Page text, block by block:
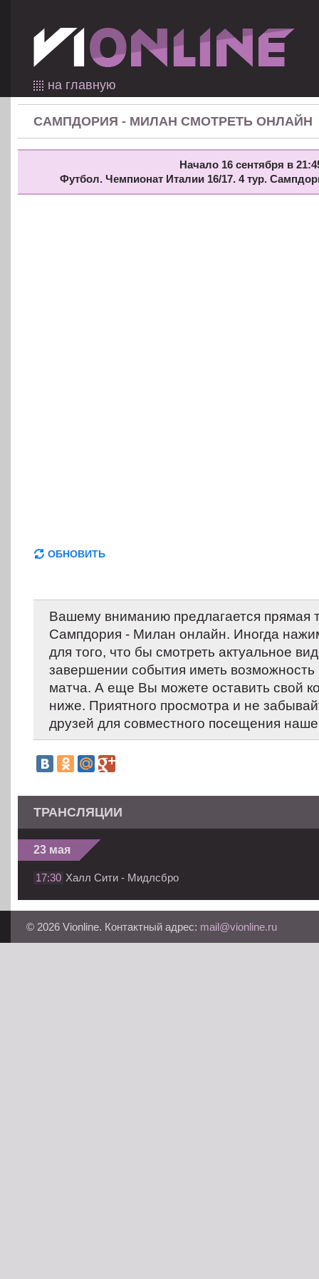
на главную
САМПДОРИЯ - МИЛАН СМОТРЕТЬ ОНЛАЙН
Начало 16 сентября в
Футбол. Чемпионат Италии 16/17. 4 тур.
ОБНОВИТЬ
Вашему вниманию предлагается прямая
Сампдория - Милан онлайн. Иногда
для того, что бы смотреть актуальное
завершении события иметь возможность
матча. А еще Вы можете оставить свой
ниже. Приятного просмотра и не
друзей для совместного посещения
ТРАНСЛЯЦИИ
23 мая
17:30 Халл Сити - Мидлсбро
© 2026 Vionline. Контактный адрес: mail@vionline.ru